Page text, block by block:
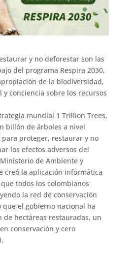
y no deforestar son las
del programa Respira 2030,
de la biodiversidad,
conciencia sobre los recursos
mundial 1 Trillion Trees,
billón de árboles a nivel
proteger, restaurar y no
los efectos adversos del
de Ambiente y
creó la aplicación informática
todos los colombianos
la red de conservación
el gobierno nacional ha
hectáreas restauradas, un
conservación y cero